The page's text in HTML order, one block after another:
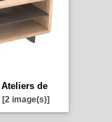
Ateliers de
[2 image(s)]